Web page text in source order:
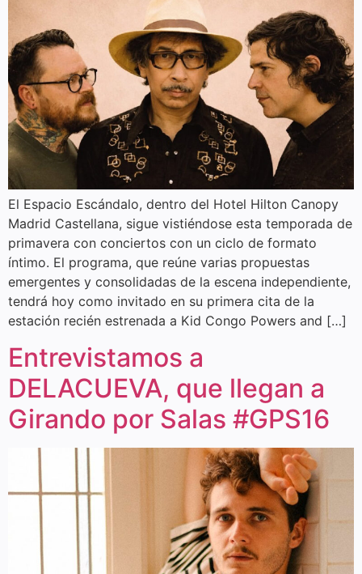
El Espacio Escándalo, dentro del Hotel Hilton Canopy
Madrid Castellana, sigue vistiéndose esta temporada de
primavera con conciertos con un ciclo de formato
íntimo. El programa, que reúne varias propuestas
emergentes y consolidadas de la escena independiente,
tendrá hoy como invitado en su primera cita de la
estación recién estrenada a Kid Congo Powers and […]
Entrevistamos a
DELACUEVA, que llegan a
Girando por Salas #GPS16